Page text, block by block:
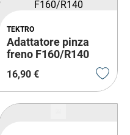
TEKTRO
Adattatore pinza
freno F160/R140
16,90 €